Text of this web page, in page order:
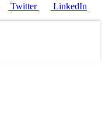
Twitter
LinkedIn